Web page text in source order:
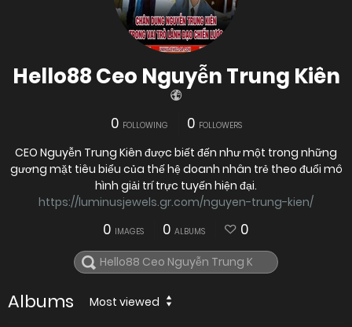
Hello88 Ceo Nguyễn Trung Kiên
0 FOLLOWING 0 FOLLOWERS
CEO Nguyễn Trung Kiên được biết đến như một trong những
gương mặt tiêu biểu của thế hệ doanh nhân trẻ theo đuổi mô
hình giải trí trực tuyến hiện đại.
https://luminusjewels.gr.com/nguyen-trung-kien/
0 IMAGES 0 ALBUMS 0
Albums Most viewed